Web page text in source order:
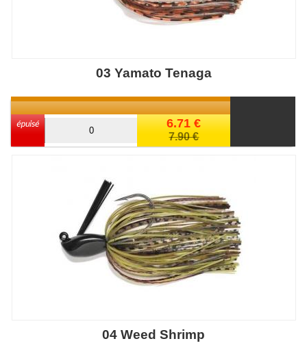
03 Yamato Tenaga
6.71 €
7.90 €
04 Weed Shrimp